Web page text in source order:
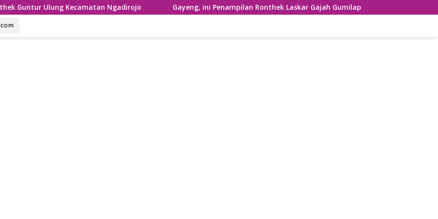
Kecamatan Ngadirojo Gayeng, ini Penampilan Ronthek Laskar Gajah Gumilap Kecamatan Arjosari